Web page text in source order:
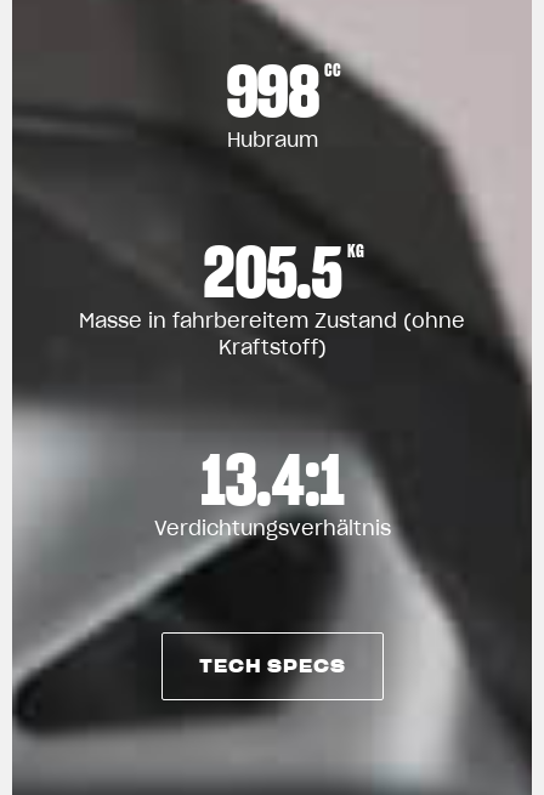
998 CC
Hubraum
205.5 KG
Masse in fahrbereitem Zustand (ohne
Kraftstoff)
13.4:1
Verdichtungsverhältnis
TECH SPECS
TECH SPECS